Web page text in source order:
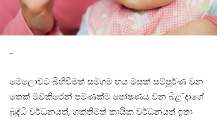
-
මෙලොවට බිහිවීමත් සමගම හය මසක් සම්පූර්ණ වන
තෙක් මව්කිරෙන් පමණක්ම පෝෂණය වන බිළ`දාගේ
බුද්ධි වර්ධනයත්, ශක්තිමත් කායික වර්ධනයත් ඉතා